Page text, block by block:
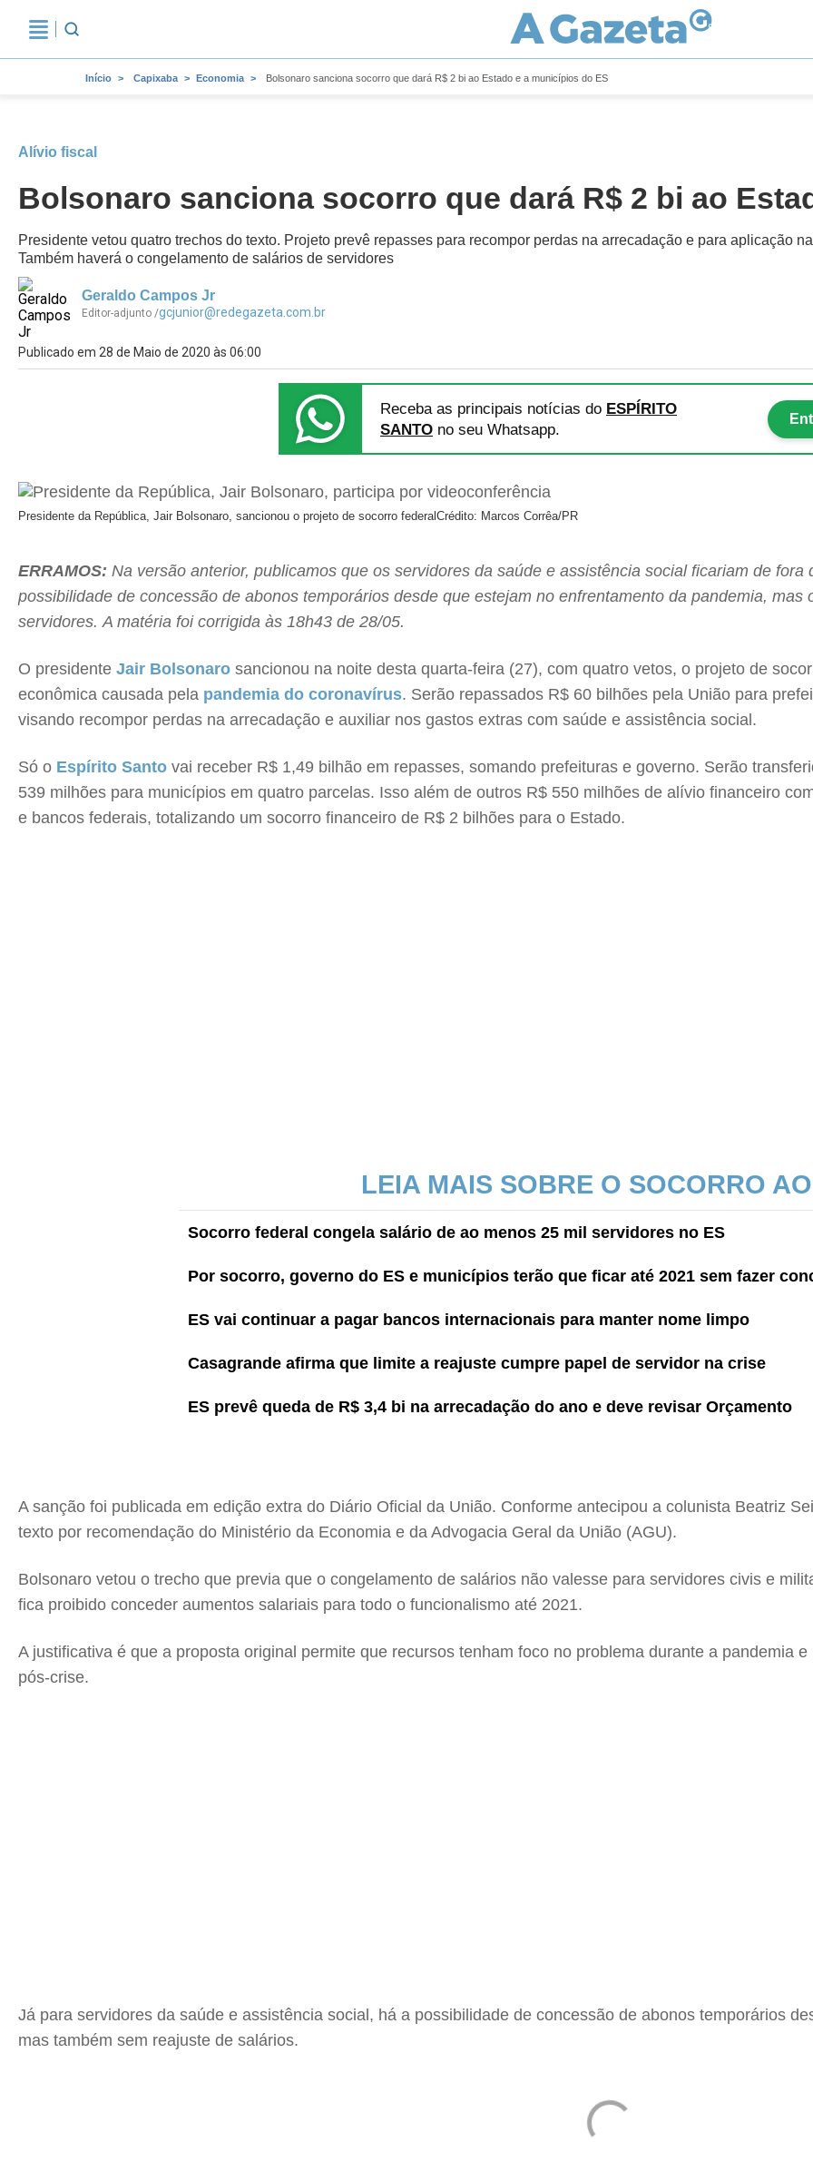
Início Capixaba Economia Bolsonaro sanciona socorro que dará R$ 2 bi ao Estado e a municípios do ES
Alívio fiscal
Bolsonaro sanciona socorro que dará R$ 2 bi ao
Presidente vetou quatro trechos do texto. Projeto prevê repasses para recompor perdas na arrecadação e para aplicação
Também haverá o congelamento de salários de servidores
Geraldo Campos Jr
Editor-adjunto /gcjunior@redegazeta.com.br
Publicado em 28 de Maio de 2020 às 06:00
Receba as principais notícias do ESPÍRITO
SANTO no seu Whatsapp.
Presidente da República, Jair Bolsonaro, sancionou o projeto de socorro federalCrédito: Marcos Corrêa/PR
ERRAMOS: Na versão anterior, publicamos que os servidores da saúde e assistência social ficariam de
possibilidade de concessão de abonos temporários desde que estejam no enfrentamento da pandemia,
servidores. A matéria foi corrigida às 18h43 de 28/05.
O presidente Jair Bolsonaro sancionou na noite desta quarta-feira (27), com quatro vetos, o projeto de
econômica causada pela pandemia do coronavírus. Serão repassados R$ 60 bilhões pela União para
visando recompor perdas na arrecadação e auxiliar nos gastos extras com saúde e assistência social.
Só o Espírito Santo vai receber R$ 1,49 bilhão em repasses, somando prefeituras e governo. Serão
539 milhões para municípios em quatro parcelas. Isso além de outros R$ 550 milhões de alívio financeiro
e bancos federais, totalizando um socorro financeiro de R$ 2 bilhões para o Estado.
LEIA MAIS SOBRE O SOCORRO
Socorro federal congela salário de ao menos 25 mil servidores no ES
Por socorro, governo do ES e municípios terão que ficar até 2021 sem fazer
ES vai continuar a pagar bancos internacionais para manter nome limpo
Casagrande afirma que limite a reajuste cumpre papel de servidor na crise
ES prevê queda de R$ 3,4 bi na arrecadação do ano e deve revisar Orçamento
A sanção foi publicada em edição extra do Diário Oficial da União. Conforme antecipou a colunista Beatriz
texto por recomendação do Ministério da Economia e da Advogacia Geral da União (AGU).
Bolsonaro vetou o trecho que previa que o congelamento de salários não valesse para servidores civis e
fica proibido conceder aumentos salariais para todo o funcionalismo até 2021.
A justificativa é que a proposta original permite que recursos tenham foco no problema durante a pandemia
pós-crise.
Já para servidores da saúde e assistência social, há a possibilidade de concessão de abonos temporários
mas também sem reajuste de salários.